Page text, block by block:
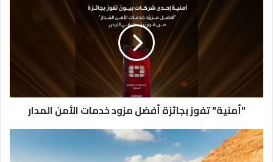
ف
ب
ج
"أمنية" تفوز بجائزة أفضل مزود خدمات الأمن المدار
ن
ظ